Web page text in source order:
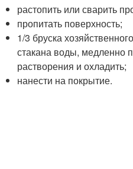
растопить или сварить
пропитать поверхность;
1/3 бруска
стакана воды, медленно
растворения и охладить;
нанести на покрытие.